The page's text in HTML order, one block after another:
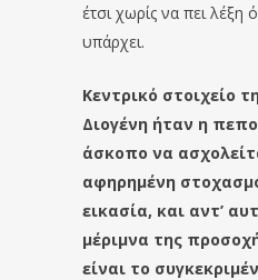
έτσι χωρίς να πει λέξη
υπάρχει.
Κεντρικό στοιχείο
Διογένη ήταν η
άσκοπο να
αφηρημένη
εικασία, και αντ’
μέριμνα της
είναι το